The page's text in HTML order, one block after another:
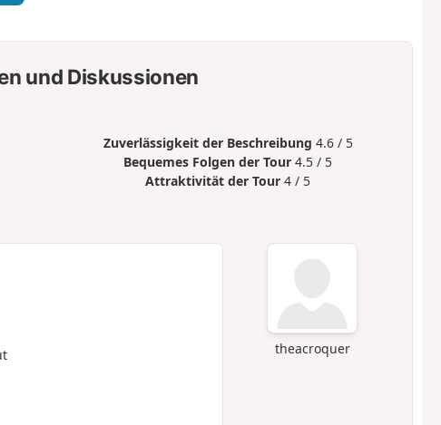
und Diskussionen
Zuverlässigkeit der Beschreibung 4.6 / 5
Bequemes Folgen der Tour 4.5 / 5
Attraktivität der Tour 4 / 5
theacroquer